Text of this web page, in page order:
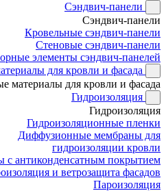
Сэндвич-панели
Сэндвич-панели
Кровельные сэндвич-панели
Стеновые сэндвич-панели
элементы сэндвич-панелей
для кровли и фасада
материалы для кровли и фасада
Гидроизоляция
Гидроизоляция
Гидроизоляционные пленки
Диффузионные мембраны для
гидроизоляции кровли
с антиконденсатным покрытием
и ветрозащита фасадов
Пароизоляция